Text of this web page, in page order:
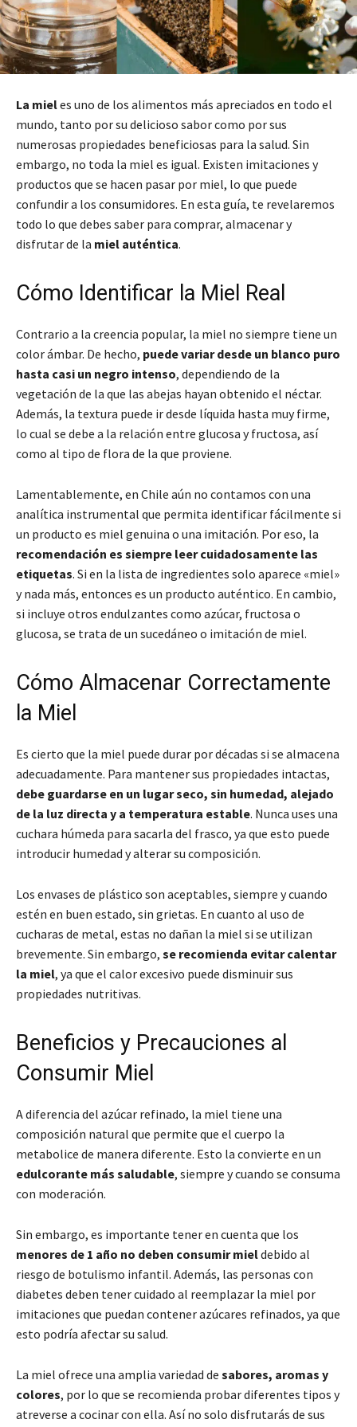
La mieles uno de los alimentos más apreciados en todo el
mundo, tanto por su delicioso sabor como por sus
numerosas propiedades beneficiosas para la salud. Sin
embargo, no toda la miel es igual. Existen imitaciones y
productos que se hacen pasar por miel, lo que puede
confundir a los consumidores. En esta guía, te revelaremos
todo lo que debes saber para comprar, almacenar y
disfrutar de la miel auténtica.
Cómo Identificar la Miel Real
Contrario a la creencia popular, la miel no siempre tiene un
color ámbar. De hecho, puede variar desde un blanco puro
hasta casi un negro intenso, dependiendo de la
vegetación de la que las abejas hayan obtenido el néctar.
Además, la textura puede ir desde líquida hasta muy firme,
lo cual se debe a la relación entre glucosa y fructosa, así
como al tipo de flora de la que proviene.
Lamentablemente, en Chile aún no contamos con una
analítica instrumental que permita identificar fácilmente si
un producto es miel genuina o una imitación. Por eso, la
recomendación es siempre leer cuidadosamente las
etiquetas. Si en la lista de ingredientes solo aparece «miel»
y nada más, entonces es un producto auténtico. En cambio,
si incluye otros endulzantes como azúcar, fructosa o
glucosa, se trata de un sucedáneo o imitación de miel.
Cómo Almacenar Correctamente
la Miel
Es cierto que la miel puede durar por décadas si se almacena
adecuadamente. Para mantener sus propiedades intactas,
debe guardarse en un lugar seco, sin humedad, alejado
de la luz directa y a temperatura estable. Nunca uses una
cuchara húmeda para sacarla del frasco, ya que esto puede
introducir humedad y alterar su composición.
Los envases de plástico son aceptables, siempre y cuando
estén en buen estado, sin grietas. En cuanto al uso de
cucharas de metal, estas no dañan la miel si se utilizan
brevemente. Sin embargo, se recomienda evitar calentar
la miel, ya que el calor excesivo puede disminuir sus
propiedades nutritivas.
Beneficios y Precauciones al
Consumir Miel
A diferencia del azúcar refinado, la miel tiene una
composición natural que permite que el cuerpo la
metabolice de manera diferente. Esto la convierte en un
edulcorante más saludable, siempre y cuando se consuma
con moderación.
Sin embargo, es importante tener en cuenta que los
menores de 1 año no deben consumir mieldebido al
riesgo de botulismo infantil. Además, las personas con
diabetes deben tener cuidado al reemplazar la miel por
imitaciones que puedan contener azúcares refinados, ya que
esto podría afectar su salud.
La miel ofrece una amplia variedad de sabores, aromas y
colores, por lo que se recomienda probar diferentes tipos y
atreverse a cocinar con ella. Así no solo disfrutarás de sus